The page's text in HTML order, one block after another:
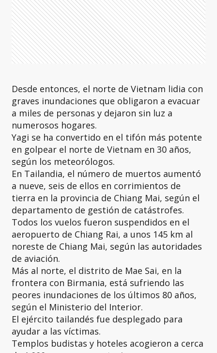
Desde entonces, el norte de Vietnam lidia con
graves inundaciones que obligaron a evacuar
a miles de personas y dejaron sin luz a
numerosos hogares.
Yagi se ha convertido en el tifón más potente
en golpear el norte de Vietnam en 30 años,
según los meteorólogos.
En Tailandia, el número de muertos aumentó
a nueve, seis de ellos en corrimientos de
tierra en la provincia de Chiang Mai, según el
departamento de gestión de catástrofes.
Todos los vuelos fueron suspendidos en el
aeropuerto de Chiang Rai, a unos 145 km al
noreste de Chiang Mai, según las autoridades
de aviación.
Más al norte, el distrito de Mae Sai, en la
frontera con Birmania, está sufriendo las
peores inundaciones de los últimos 80 años,
según el Ministerio del Interior.
El ejército tailandés fue desplegado para
ayudar a las víctimas.
Templos budistas y hoteles acogieron a cerca